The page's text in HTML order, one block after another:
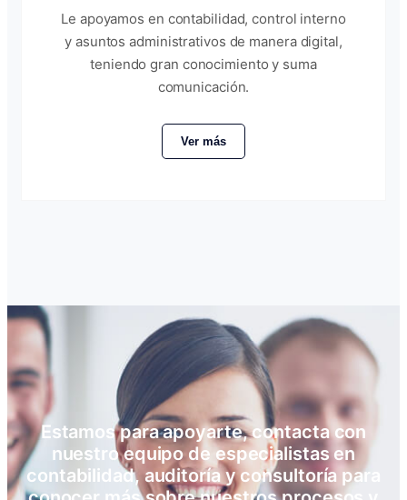
Le apoyamos en contabilidad, control interno
y asuntos administrativos de manera digital,
teniendo gran conocimiento y suma
comunicación.
Ver más
Estamos para apoyarte, contacta con
nuestro equipo de especialistas en
contabilidad, auditoría y consultoría para